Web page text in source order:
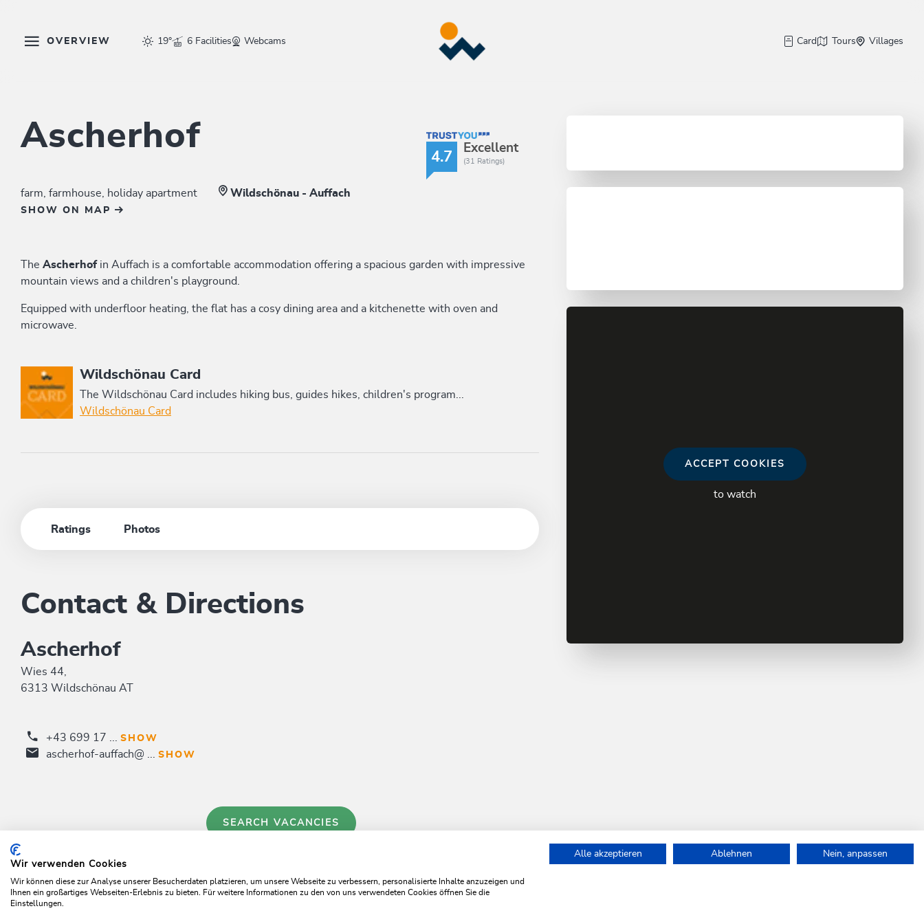
OVERVIEW 19° 6 Facilities Webcams Card Tours Villages
Ascherhof
farm, farmhouse, holiday apartment Wildschönau - Auffach
SHOW ON MAP
TrustYou Rating
4.7
Excellent
(31 Ratings)
The Ascherhofin Auffach is a comfortable accommodation offering a spacious garden with impressive
mountain views and a children's playground.
Equipped with underfloor heating, the flat has a cosy dining area and a kitchenette with oven and
microwave.
This accommodation is a member of
Wildschönau Card
The Wildschönau Card includes hiking bus, guides hikes, children's program...
Wildschönau Card
Ratings Photos
Contact & Directions
Ascherhof
Wies 44,
6313 Wildschönau AT
+43 699 17 ... SHOW
ascherhof-auffach@ ... SHOW
SEARCH VACANCIES
ACCEPT COOKIES
to watch
Wir verwenden Cookies
Wir können diese zur Analyse unserer Besucherdaten platzieren, um unsere Webseite zu verbessern, personalisierte Inhalte anzuzeigen und
Ihnen ein großartiges Webseiten-Erlebnis zu bieten. Für weitere Informationen zu den von uns verwendeten Cookies öffnen Sie die
Einstellungen.
Alle akzeptieren Ablehnen Nein, anpassen